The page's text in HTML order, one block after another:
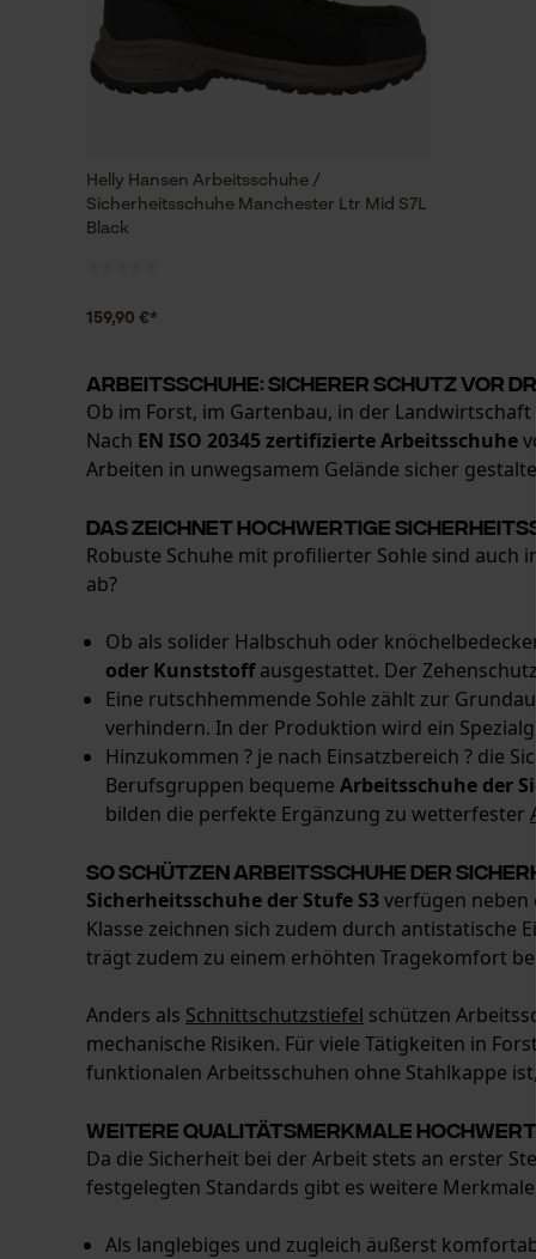
Helly Hansen Arbeitsschuhe /
Sicherheitsschuhe Manchester Ltr Mid S7L
Black
159,90 €*
Arbeitsschuhe: Sicherer Schutz vor
Ob im Forst, im Gartenbau, in der
Nach EN ISO 20345 zertifizierte Arbeitsschuhe
Arbeiten in unwegsamem Gelände sicher
Das zeichnet hochwertige
Robuste Schuhe mit profilierter Sohle sind auch
ab?
Ob als solider Halbschuh oder
oder Kunststoffausgestattet. Der
Eine rutschhemmende Sohle zählt zur
verhindern. In der Produktion wird ein
Hinzukommen ? je nach Einsatzbereich ? die
Berufsgruppen bequeme Arbeitsschuhe der
bilden die perfekte Ergänzung zu wetterfester
So schützen Arbeitsschuhe der
Sicherheitsschuhe der Stufe S3verfügen neben
Klasse zeichnen sich zudem durch
trägt zudem zu einem erhöhten Tragekomfort
Anders als Schnittschutzstiefel schützen
mechanische Risiken. Für viele Tätigkeiten in
funktionalen Arbeitsschuhen ohne Stahlkappe
Weitere Qualitätsmerkmale
Da die Sicherheit bei der Arbeit stets an erster
festgelegten Standards gibt es weitere
Als langlebiges und zugleich äußerst